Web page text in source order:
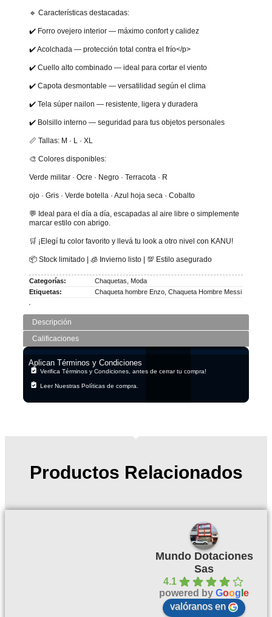
Descripción
Calificaciones
🔹 Características destacadas:
✔️ Forro ovejero interior — máximo confort y calidez
✔️ Acolchada — protección total contra el frío</p>
✔️ Cuello alto combinado — ideal para cortar el viento
✔️ Capota desmontable — versatilidad según el clima
✔️ Tela súper nailon — resistente, ligera y duradera
✔️ Bolsillo interno — seguridad para tus objetos personales
📏 Tallas: M · L · XL
🎨 Colores disponibles:
Verde militar · Ocre · Negro · Terracota · R
ojo · Gris · Verde botella · Azul hoja seca · Cobalto
💬 Ideal para el día a día, escapadas al aire libre o simplemente
marcar estilo con abrigo.
🛒 ¡Elegí tu color favorito y llevá tu look a otro nivel con KANU!
📦 Stock limitado | 🧊 Invierno listo | 💯 Estilo asegurado
Categorías: Chaquetas
Moda
Etiquetas:
Chaqueta hombre Enzo Chaqueta Hombre Messi
Aplican Términos y Condiciones
Verifica Términos y Condiciones, antes de cerrar tu compra!
Leer Nuestras Políticas de compra.
Productos Relacionados
Mundo Dotaciones
Sas
4.1
powered by Goog e
valóranos en